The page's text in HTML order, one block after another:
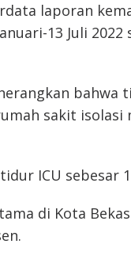
laporan
13 Juli 2022
bahwa
sakit isolasi
ICU sebesar
di Kota